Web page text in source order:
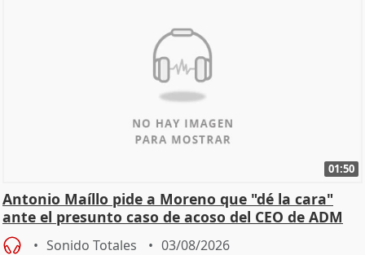
01:50
Antonio Maíllo pide a Moreno que "dé la cara"
ante el presunto caso de acoso del CEO de ADM
Sonido Totales 03/08/2026